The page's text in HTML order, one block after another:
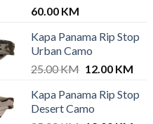
60.00 KM
Kapa Panama Rip Stop
Urban Camo
25.00KM Original
was:
25.00 KM.
12.00 KM
is:
Kapa Panama Rip Stop
Desert Camo